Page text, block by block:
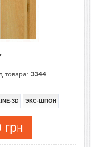
товара: 3344
3D ЭКО-ШПОН
грн